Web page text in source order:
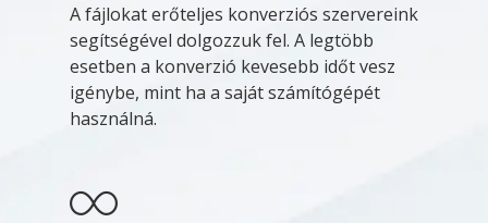
A fájlokat erőteljes konverziós szervereink
segítségével dolgozzuk fel. A legtöbb
esetben a konverzió kevesebb időt vesz
igénybe, mint ha a saját számítógépét
használná.